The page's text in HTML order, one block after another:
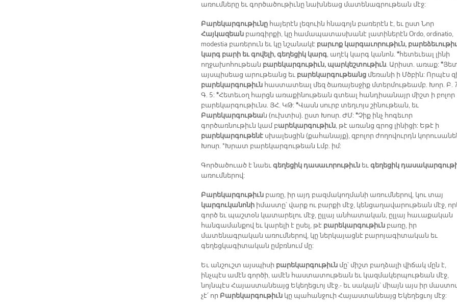
առումները եւ գործածութիւնը նախնեաց մատենագրութեան մէջ:
Բարեկարգութիւնը հայերէն լեզուին հնագոյն բառերէն է, եւ ըստ Նոր
Հայկազեան բառգիրքի, կը համապատասխանէ լատիներէն Ordo, ordinatio,
modestia բառերուն եւ կը նշանակէ բարւոք կարգաւորութիւն,
կարգ բարի եւ գովելի, գեղեցիկ կարգ, աղէկ կարգ կանոն. *հետեւեալ լինի
ողջախոհութեան բարեկարգութիւն, պարկեշտութիւն. Արիստ. առաք: *
այսպիսեաց արութեանց եւ բարեկարգութեանց մեռանի ի Մծբին: Որպէս
բարեկարգութիւն հաստատեալ մեզ ծառայեսջիք մտերմութեամբ. Խոր. Բ.
Գ. 5: *Հետեւօղ հարցն առաքինութեան գտեալ հանդիսանայր միշտ ի բոլոր
բարեկարգութիւնս. ՅՀ. ԿԹ: *Վասն սուրբ տեղւոյս շինութեան, եւ
Բարեկարգութեան (ուխտիս). ըստ Խոսր. ԺՄ: *Չիք ինչ հոգեւոր
գործառնութիւն կամ բարեկարգութիւն, թէ առանց գրոց լինիցի: Եթէ ի
բարեկարգութենէ սխալեսցին (քահանայք), զբոլոր ժողովուրդն
Խոսր. *Խրատ բարեկարգութեան Լմբ. իմ:
Գործածուած է նաեւգեղեցիկ դասաւորութիւն եւգեղեցիկ
առումներով:
Բարեկարգութիւն բառը, իր այդ բազմակողմանի առումներով, կու տայ
կարգուկանոնի իմաստը՝ վարք ու բարքի մէջ, կենցաղավարութեան մէջ,
գործ եւ պաշտօն կատարելու մէջ, ըլլայ անհատական, ըլլայ հաւաքական
հանգամանքով եւ կարելի է ըսել, թէ բարեկարգութիւն բառը, իր
մատենագրական առումներով, կը ներկայացնէ բարոյագիտական եւ
գեղեցկագիտական ըմբռնում մը:
Եւ անշուշտ այսպիսի բարեկարգութիւն մը՝ միշտ բաղձալի վիճակ մըն է,
ինչպէս ամէն գործի, ամէն հաստատութեան եւ կազմակերպութեան մէջ,
նոյնպէս Հայաստանեայց Եկեղեցւոյ մէջ.- եւ սակայն՝ միայն այս իր մաստով
չէ՛ որ Բարեկարգութիւն կը պահանջուի Հայաստանեայց Եկեղեցւոյ մէջ: